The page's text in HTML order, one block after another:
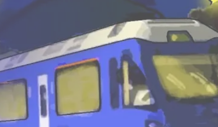
10:00–23:00